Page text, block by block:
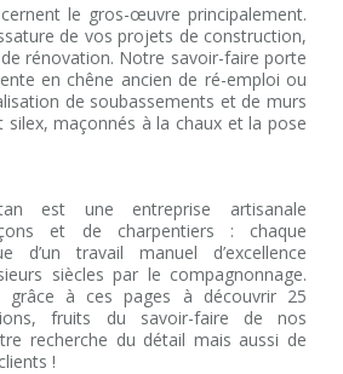
le gros-œuvre principalement.
de vos projets de construction,
rénovation. Notre savoir-faire porte
en chêne ancien de ré-emploi ou
de soubassements et de murs
silex, maçonnés à la chaux et la pose
est une entreprise artisanale
et de charpentiers : chaque
d’un travail manuel d’excellence
siècles par le compagnonnage.
grâce à ces pages à découvrir 25
fruits du savoir-faire de nos
recherche du détail mais aussi de
!